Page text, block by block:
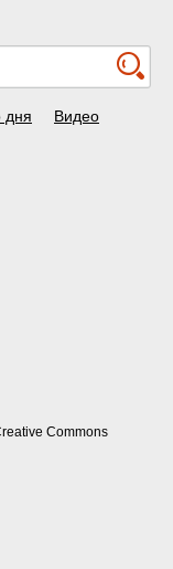
дня Видео
Commons